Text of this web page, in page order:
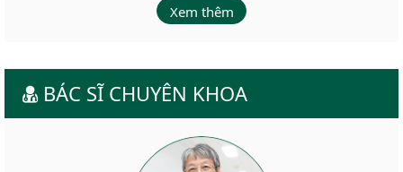
Xem thêm
BÁC SĨ CHUYÊN KHOA